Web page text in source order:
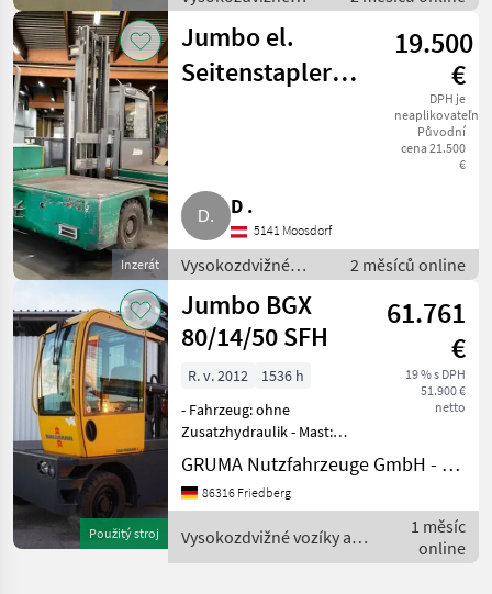
vozíky a skladová
technika / Vozík
Inzerát
Jumbo el.
Seitenstapler
19.500
€
DPH je
neaplikovateľné
Původní
cena 21.500
€
D .
5141 Moosdorf
Vysokozdvižné
vozíky a skladová
technika / Vozík
2 měsíců online
Použitý stroj
Jumbo BGX
80/14/50 SFH
61.761
€
19 % s DPH
51.900 €
netto
R. v. 2012
1536 h
- Fahrzeug: ohne
Zusatzhydraulik - Mast:
ohne Zusatzhydraulik -
Gabelträger - Vollkabine
mit Schiebetüren - Heizung
- 1 x Arbeitsscheinwerf
GRUMA Nutzfahrzeuge GmbH - Staplertechnik
86316 Friedberg
Vysokozdvižné vozíky a
skladová technika / Jumbo
1 měsíc
online